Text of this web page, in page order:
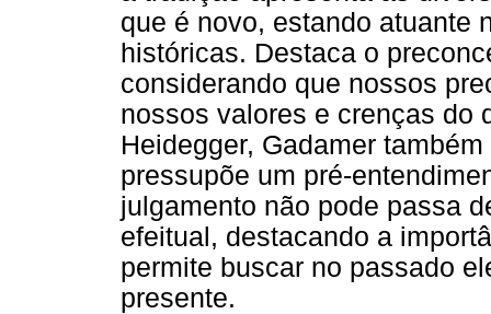
que é novo, estando atuante
históricas. Destaca o
considerando que nossos
nossos valores e crenças do
Heidegger, Gadamer
pressupõe um pré-
julgamento não pode passa
efeitual, destacando a
permite buscar no passado
presente.